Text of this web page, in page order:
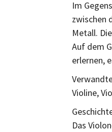
Im
zwischen
Metall.
Auf dem
erlernen,
Violine,
Das